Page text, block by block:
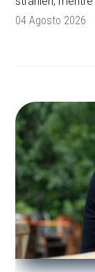
04 Agosto 2026